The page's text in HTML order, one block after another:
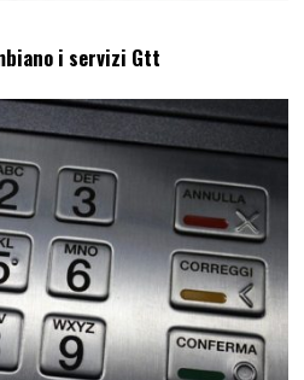
i servizi Gtt